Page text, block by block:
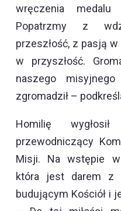
wręczenia
Popatrzmy z
przeszłość, z pasją
w przyszłość.
naszego
zgromadził –
Homilię
przewodniczący
Misji. Na wstępie
która jest darem z
budującym Kościół i